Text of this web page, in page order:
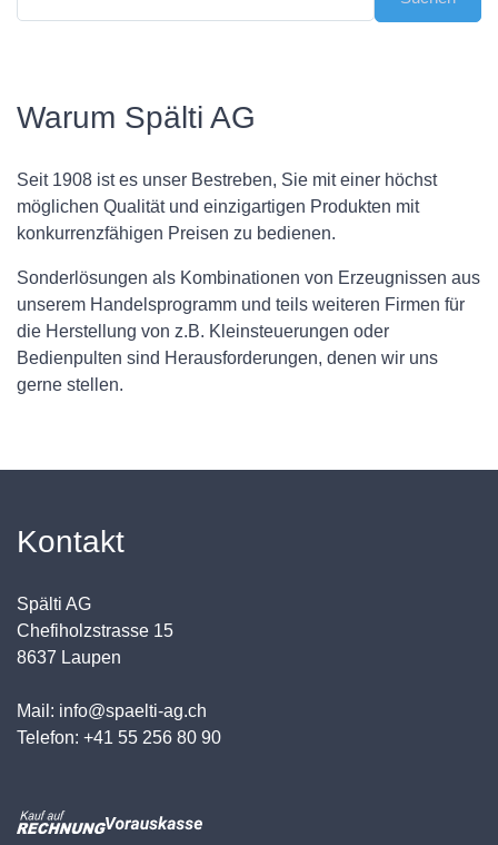
Warum Spälti AG
Seit 1908 ist es unser Bestreben, Sie mit einer höchst
möglichen Qualität und einzigartigen Produkten mit
konkurrenzfähigen Preisen zu bedienen.
Sonderlösungen als Kombinationen von Erzeugnissen aus
unserem Handelsprogramm und teils weiteren Firmen für
die Herstellung von z.B. Kleinsteuerungen oder
Bedienpulten sind Herausforderungen, denen wir uns
gerne stellen.
Kontakt
Spälti AG
Chefiholzstrasse 15
8637 Laupen
Mail: info@spaelti-ag.ch
Telefon: +41 55 256 80 90